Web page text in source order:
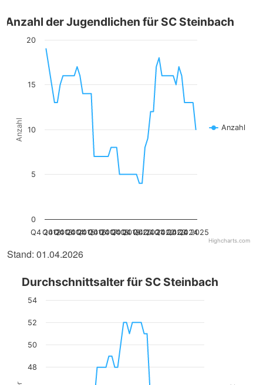
Anzahl
Anzahl der Jugendlichen für SC Steinbach
Anzahl
Q4 2012
Q4 2013
Q4 2014
Q4 2015
Q4 2016
Q4 2017
Q4 2018
Q4 2019
Q4 2020
Q4 2021
Q4 2022
Q4 2023
Q4 2024
Q4 2025
0
5
10
15
20
Highcharts.com
Stand: 01.04.2026
Durchschnittsalter für SC Steinbach
48
50
52
54